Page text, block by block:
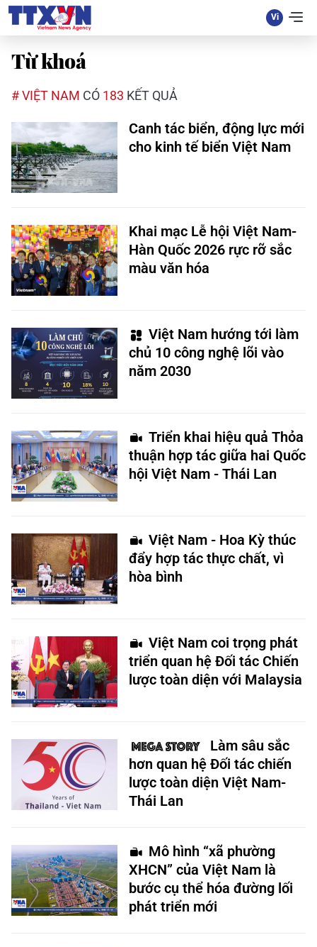
Từ khoá
# VIỆT NAM CÓ 183 KẾT QUẢ
Canh tác biển, động lực mới
cho kinh tế biển Việt Nam
Khai mạc Lễ hội Việt Nam-
Hàn Quốc 2026 rực rỡ sắc
màu văn hóa
Việt Nam hướng tới làm
chủ 10 công nghệ lõi vào
năm 2030
Triển khai hiệu quả Thỏa
thuận hợp tác giữa hai Quốc
hội Việt Nam - Thái Lan
Việt Nam - Hoa Kỳ thúc
đẩy hợp tác thực chất, vì
hòa bình
Việt Nam coi trọng phát
triển quan hệ Đối tác Chiến
lược toàn diện với Malaysia
Làm sâu sắc
hơn quan hệ Đối tác chiến
lược toàn diện Việt Nam-
Thái Lan
Mô hình “xã phường
XHCN” của Việt Nam là
bước cụ thể hóa đường lối
phát triển mới